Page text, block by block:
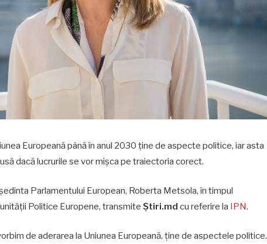
Europeană până în anul 2030 ține de aspecte politice, iar asta
dacă lucrurile se vor mișca pe traiectoria corect.
Parlamentului European, Roberta Metsola, în timpul
Politice Europene, transmite Știri.md cu referire la IPN.
de aderarea la Uniunea Europeană, ține de aspectele politice.